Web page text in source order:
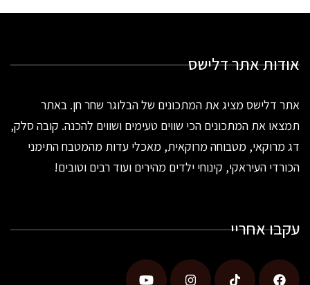
אודות אתר דלישס
אתר דלישס מציג את המתכונים של הבלוגר שחר חן. באתר
תמצאו את המתכונים הכי שווים טעימים ושווים להכנה. קובה סלק,
דג מרוקאי, מטבוחה מרוקאית, מאכלי עדות מהמטבח התימני
הכורדי העיראקי, קינוחי ילדים מהירים ועוד רבים וטובים!
עקבו אחריי